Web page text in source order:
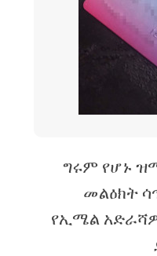
ግሩም የሆኑ
መልዕክት
የኢሜል